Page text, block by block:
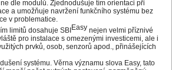
dle modulů. Zjednodušuje tím orientaci při
a umožňuje navržení funkčního systému bez
v problematice.
limitů dosahuje SBI Easy nejen velmi příznivé
pro instalace s omezenými investicemi, ale i
prvků, osob, senzorů apod., přinášejících
systému. Věrna významu slova Easy, tato